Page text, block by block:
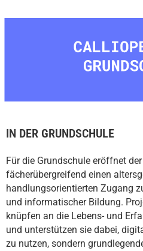
IN DER GRUNDSCHULE
Für die Grundschule eröffnet
fächerübergreifend einen
handlungsorientierten Zugang
und informatischer Bildung.
knüpfen an die Lebens- und
und unterstützen sie dabei,
zu nutzen, sondern